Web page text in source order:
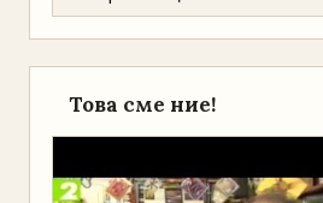
Това сме ние!